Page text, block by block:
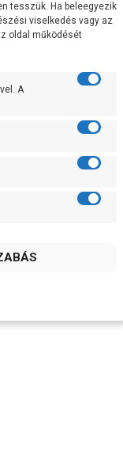
tesszük. Ha beleegyezik
viselkedés vagy az
oldal működését
A